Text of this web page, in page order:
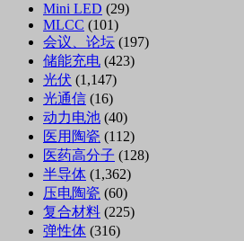
Mini LED (29)
MLCC (101)
会议、论坛 (197)
储能充电 (423)
光伏 (1,147)
光通信 (16)
动力电池 (40)
医用陶瓷 (112)
医药高分子 (128)
半导体 (1,362)
压电陶瓷 (60)
复合材料 (225)
弹性体 (316)